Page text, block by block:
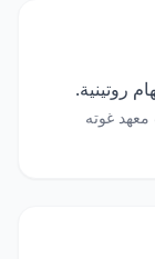
روتينية.
غوته